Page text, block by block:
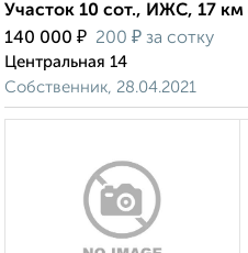
Участок 10 сот., ИЖС, 17 км
140 000 ₽ 200 ₽ за сотку
Центральная 14
Собственник, 28.04.2021